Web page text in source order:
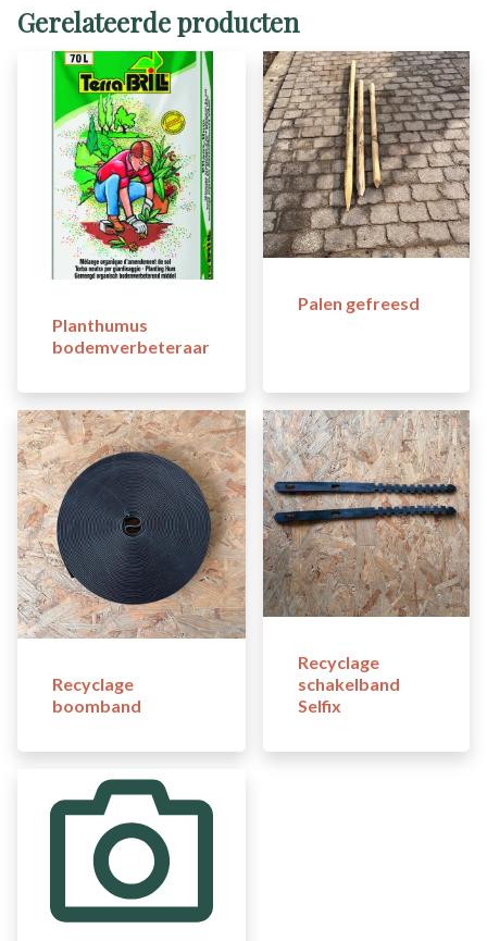
Gerelateerde producten
Planthumus
bodemverbeteraar
Palen gefreesd
Recyclage
boomband
Recyclage
schakelband
Selfix